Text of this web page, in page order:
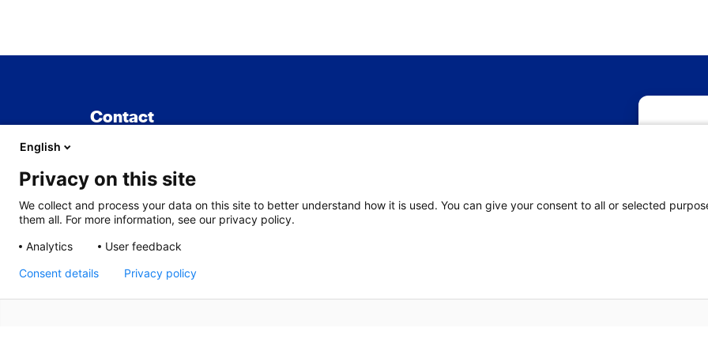
nadelige
Contact
TNO
2333 BE Leiden
English
Privacy on this site
We collect and process your data on this site to better understand how it is used. You can give your consent to all or selected
them all. For more information, see our privacy policy.
Analytics
User feedback
Consent details Privacy policy